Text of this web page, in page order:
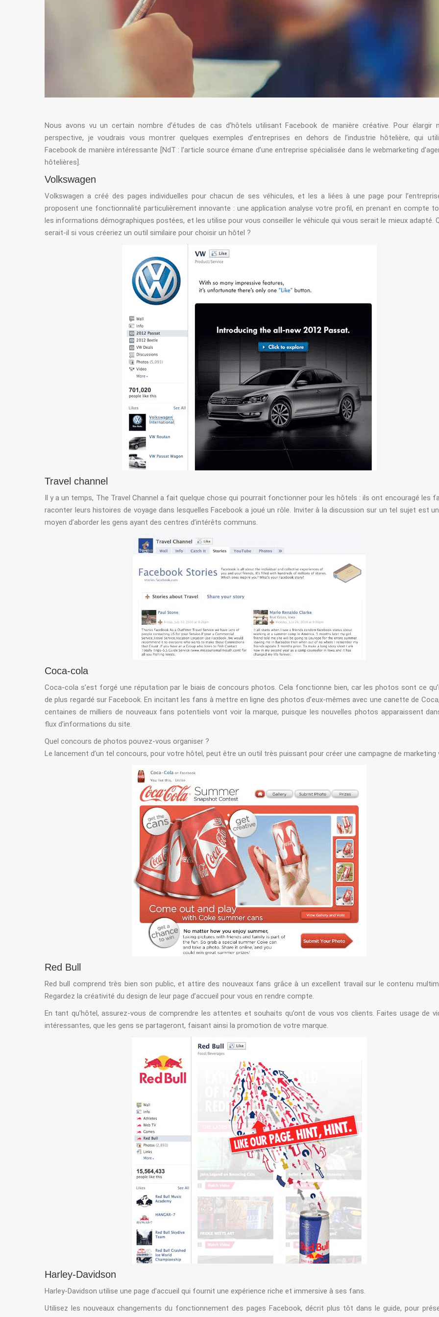
Nous avons vu un certain nombre d’études de cas d’hôtels utilisant Facebook de manière créative. Pour élargir
perspective, je voudrais vous montrer quelques exemples d’entreprises en dehors de l’industrie hôtelière, qui
Facebook de manière intéressante [NdT : l’article source émane d’une entreprise spécialisée dans le webmarketing
hôtelières].
Volkswagen
Volkswagen a créé des pages individuelles pour chacun de ses véhicules, et les a liées à une page pour
proposent une fonctionnalité particulièrement innovante : une application analyse votre profil, en prenant en compte
les informations démographiques postées, et les utilise pour vous conseiller le véhicule qui vous serait le mieux adapté.
serait-il si vous créeriez un outil similaire pour choisir un hôtel ?
Travel channel
Il y a un temps, The Travel Channel a fait quelque chose qui pourrait fonctionner pour les hôtels : ils ont encouragé les
raconter leurs histoires de voyage dans lesquelles Facebook a joué un rôle. Inviter à la discussion sur un tel sujet est
moyen d’aborder les gens ayant des centres d’intérêts communs.
Coca-cola
Coca-cola s’est forgé une réputation par le biais de concours photos. Cela fonctionne bien, car les photos sont ce
de plus regardé sur Facebook. En incitant les fans à mettre en ligne des photos d’eux-mêmes avec une canette de
centaines de milliers de nouveaux fans potentiels vont voir la marque, puisque les nouvelles photos apparaissent
flux d’informations du site.
Quel concours de photos pouvez-vous organiser ?
Le lancement d’un tel concours, pour votre hôtel, peut être un outil très puissant pour créer une campagne de marketing
Red Bull
Red bull comprend très bien son public, et attire des nouveaux fans grâce à un excellent travail sur le contenu
Regardez la créativité du design de leur page d’accueil pour vous en rendre compte.
En tant qu’hôtel, assurez-vous de comprendre les attentes et souhaits qu’ont de vous vos clients. Faites usage de
intéressantes, que les gens se partageront, faisant ainsi la promotion de votre marque.
Harley-Davidson
Harley-Davidson utilise une page d’accueil qui fournit une expérience riche et immersive à ses fans.
Utilisez les nouveaux changements du fonctionnement des pages Facebook, décrit plus tôt dans le guide, pour